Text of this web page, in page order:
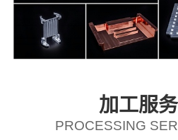
加工服
PROCESSING